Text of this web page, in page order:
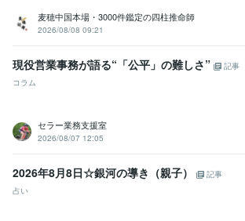
ビジネス・クリエイティブツール
Excel:10年PowerPoint:10年Word:10年Canva:1年
得意分野
悩み相談・カウンセリング
学歴
公立高等学校 1986年3月 ~ 1990年2月
麦穂中国本場・3000件鑑定の四柱推命師
2026/08/08 09:21
現役営業事務が語る“「公平」の難しさ”
記事
コラム
セラー業務支援室
2026/08/07 12:05
2026年8月8日☆銀河の導き（親子）
記事
占い